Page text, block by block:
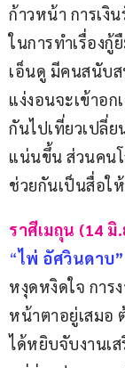
ก้าวหน้า การเงิ
ในการทำเรื่องกู้
เอ็นดู มีคนสนับ
แง่งอนจะเข้าอ
กันไปเที่ยวเปลี่
แน่นขึ้น ส่วนคน
ช่วยกันเป็นสื่อให้
ราศีเมถุน (14 มิ
“ไพ่ อัศวินดาบ”
หงุดหงิดใจ การ
หน้าตาอยู่เสมอ
ได้หยิบจับงานเ